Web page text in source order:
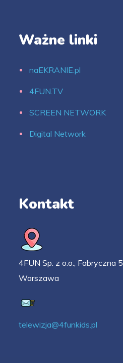
Ważne linki
naEKRANIE.pl
4FUN.TV
SCREEN NETWORK
Digital Network
Kontakt
4FUN Sp. z o.o., Fabryczna
Warszawa
telewizja@4funkids.pl